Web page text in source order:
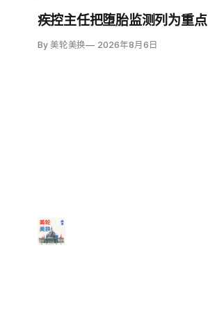
疾控主任把堕胎监测列为重点
By 美轮美换 2026年8月6日